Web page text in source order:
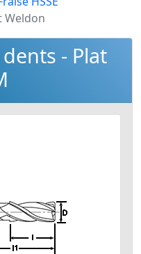
Weldon
- Plat